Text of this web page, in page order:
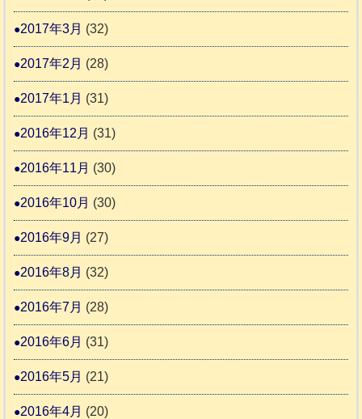
2017年3月 (32)
2017年2月 (28)
2017年1月 (31)
2016年12月 (31)
2016年11月 (30)
2016年10月 (30)
2016年9月 (27)
2016年8月 (32)
2016年7月 (28)
2016年6月 (31)
2016年5月 (21)
2016年4月 (20)